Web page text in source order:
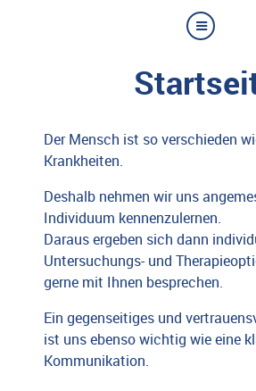
Der Mensch ist so verschieden
Krankheiten.
Deshalb nehmen wir uns
Individuum kennenzulernen.
Daraus ergeben sich dann
Untersuchungs- und
gerne mit Ihnen besprechen.
Ein gegenseitiges und
ist uns ebenso wichtig wie eine
Kommunikation.